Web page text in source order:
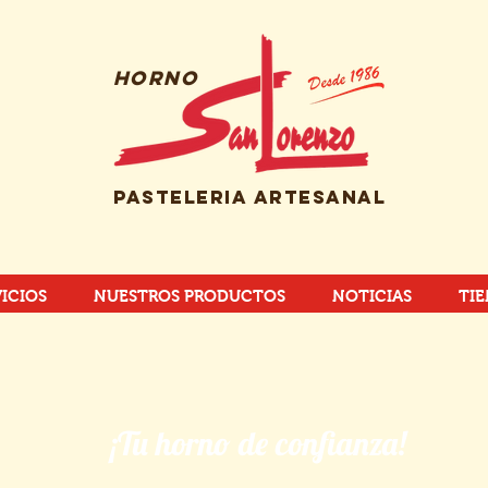
HORNO
PASTELERIA ARTESANAL
NUESTROS PRODUCTOS NOTICIAS
¡Tu horno de confianza!